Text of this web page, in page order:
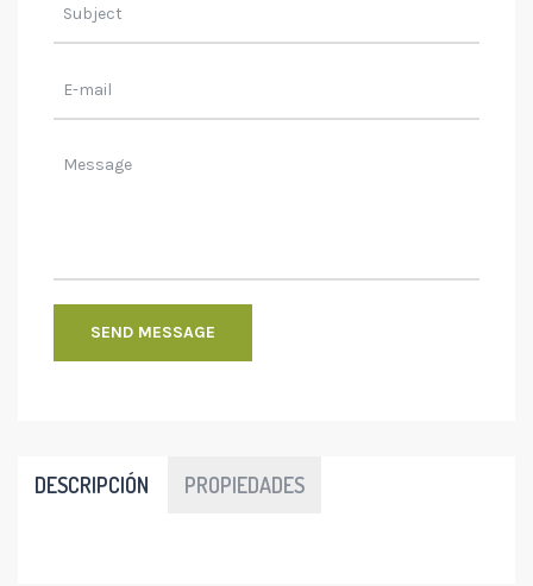
SEND MESSAGE
DESCRIPCIÓN PROPIEDADES